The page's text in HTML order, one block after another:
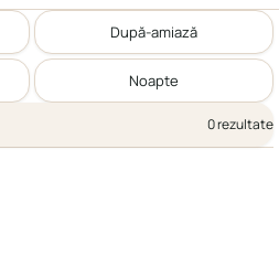
După-amiază
Noapte
0 rezultate